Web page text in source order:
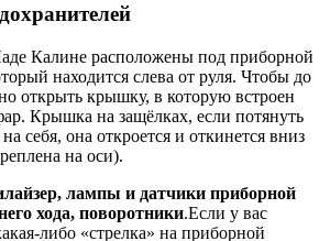
Калине расположены под приборной
находится слева от руля. Чтобы до
открыть крышку, в которую встроен
Крышка на защёлках, если потянуть
себя, она откроется и откинется вниз
на оси).
лампы и датчики приборной
хода, поворотники.Если у вас
либо «стрелка» на приборной